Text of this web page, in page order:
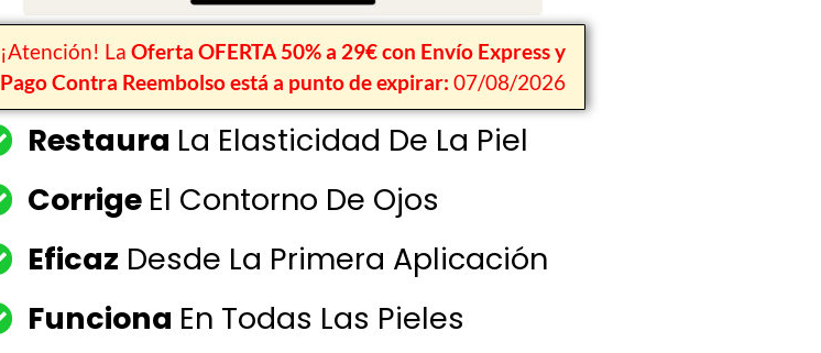
¡Atención! La Oferta OFERTA 50% a 29€ con Envío Express y
Pago Contra Reembolso está a punto de expirar: 07/08/2026
Restaura La Elasticidad De La Piel
Corrige El Contorno De Ojos
Eficaz Desde La Primera Aplicación
Funciona En Todas Las Pieles